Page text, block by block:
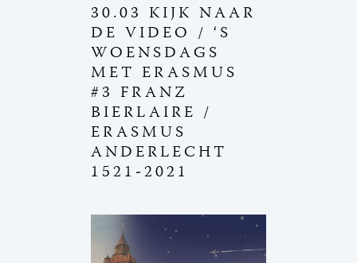
30.03 KIJK NAAR
DE VIDEO / ‘S
WOENSDAGS
MET ERASMUS
#3 FRANZ
BIERLAIRE /
ERASMUS
ANDERLECHT
1521-2021